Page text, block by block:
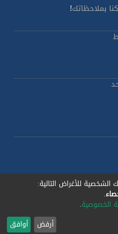
بملاحظاتك!
دي سبيس 7.4
ليراسيس- تنفيذ
للأغراض التالية:
.
الخصوصية.
أرفض أوافق